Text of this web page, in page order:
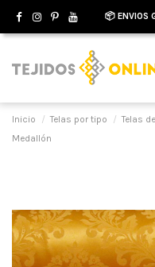
📦 ENVIOS
Inicio Telas por tipo Telas
Medallón